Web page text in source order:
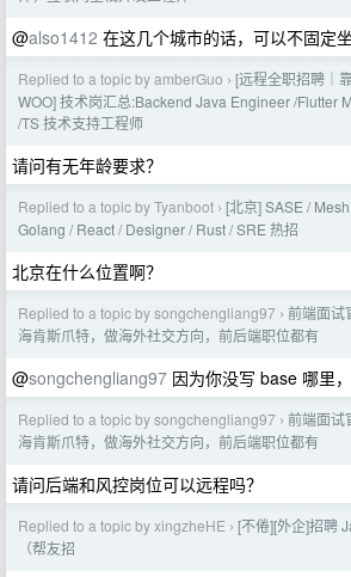
@also1412 在这几个城市的话，可以不固定
Replied to a topic by amberGuo › [远程全职招聘｜
WOO] 技术岗汇总:Backend Java Engineer /Flutter
/TS 技术支持工程师
请问有无年龄要求？
Replied to a topic by Tyanboot › [北京] SASE /
Golang / React / Designer / Rust / SRE 热招
北京在什么位置啊？
Replied to a topic by songchengliang97 › 前端面试
海肯斯爪特，做海外社交方向，前后端职位都有
@songchengliang97 因为你没写 base 哪里
Replied to a topic by songchengliang97 › 前端面试
海肯斯爪特，做海外社交方向，前后端职位都有
请问后端和风控岗位可以远程吗？
Replied to a topic by xingzheHE › [不倦][外企]招聘
（帮友招